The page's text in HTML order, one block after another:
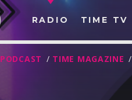
RADIO TIME TV
PODCAST / TIME MAGAZINE